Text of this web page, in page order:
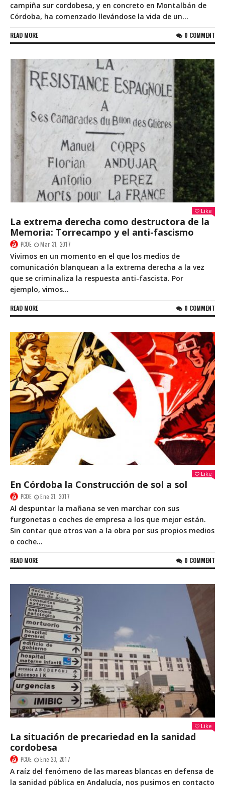
campiña sur cordobesa, y en concreto en Montalbán de
Córdoba, ha comenzado llevándose la vida de un...
READ MORE 0 COMMENT
Like
La extrema derecha como destructora de la
Memoria: Torrecampo y el anti-fascismo
PCOE Mar 31, 2017
Vivimos en un momento en el que los medios de
comunicación blanquean a la extrema derecha a la vez
que se criminaliza la respuesta anti-fascista. Por
ejemplo, vimos...
READ MORE 0 COMMENT
Like
En Córdoba la Construcción de sol a sol
PCOE Ene 31, 2017
Al despuntar la mañana se ven marchar con sus
furgonetas o coches de empresa a los que mejor están.
Sin contar que otros van a la obra por sus propios medios
o coche...
READ MORE 0 COMMENT
Like
La situación de precariedad en la sanidad
cordobesa
PCOE Ene 23, 2017
A raíz del fenómeno de las mareas blancas en defensa de
la sanidad pública en Andalucía, nos pusimos en contacto